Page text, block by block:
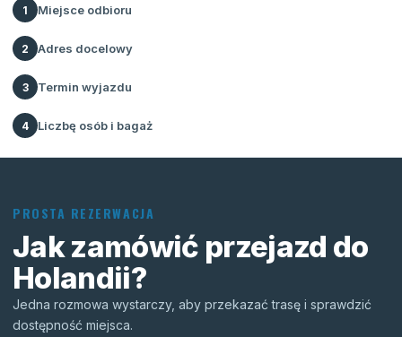
1 Miejsce odbioru
2 Adres docelowy
3 Termin wyjazdu
4 Liczbę osób i bagaż
PROSTA REZERWACJA
Jak zamówić przejazd do
Holandii?
Jedna rozmowa wystarczy, aby przekazać trasę i sprawdzić
dostępność miejsca.